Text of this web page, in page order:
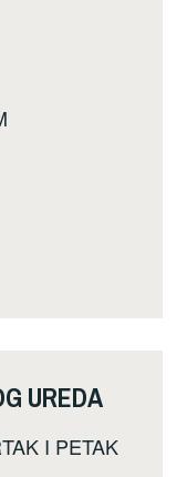
UREDA
I PETAK